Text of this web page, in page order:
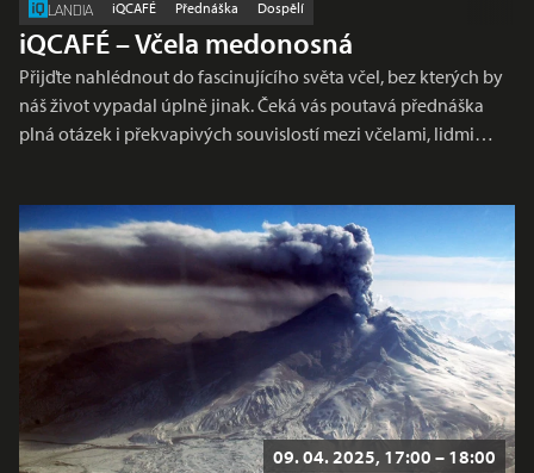
LANDIA iQCAFÉ Přednáška Dospělí
iQCAFÉ – Včela medonosná
Přijďte nahlédnout do fascinujícího světa včel, bez kterých by
náš život vypadal úplně jinak. Čeká vás poutavá přednáška
plná otázek i překvapivých souvislostí mezi včelami, lidmi…
09. 04. 2025, 17:00 – 18:00